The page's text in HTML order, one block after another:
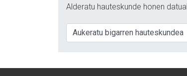
Alderatu hauteskunde honen